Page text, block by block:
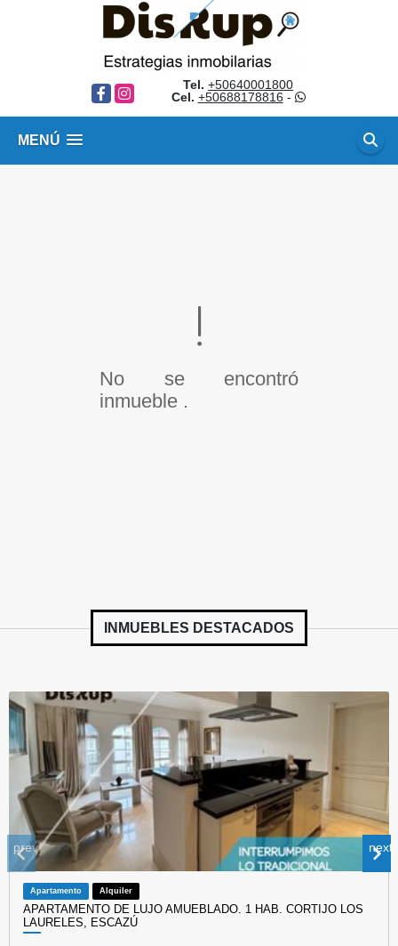
FacebookInstagram
Tel. +50640001800
Cel. +50688178816 -
MENÚ
No se encontró
inmueble .
INMUEBLES DESTACADOS
Apartamento Alquiler
APARTAMENTO DE LUJO AMUEBLADO. 1 HAB. CORTIJO LOS
LAURELES, ESCAZÚ
prev next